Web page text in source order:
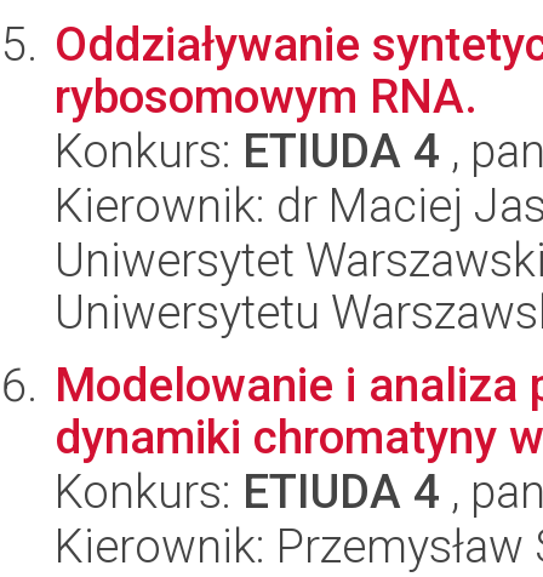
Oddziaływanie
rybosomowym RNA.
Konkurs: ETIUDA 4 ,
Kierownik: dr Maciej
Uniwersytet
Uniwersytetu
Modelowanie i
dynamiki chromatyny
Konkurs: ETIUDA 4 ,
Kierownik: Przemysław